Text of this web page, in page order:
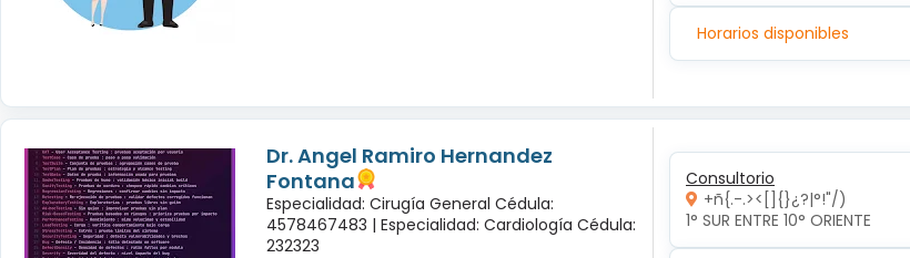
Horarios disponibles
Dr. Angel Ramiro Hernandez
Fontana
Especialidad: Cirugía General Cédula:
4578467483 | Especialidad: Cardiología Cédula:
232323
Consultorio
+ñ{.-.><[]{}¿?|°!"/)
1° SUR ENTRE 10° ORIENTE